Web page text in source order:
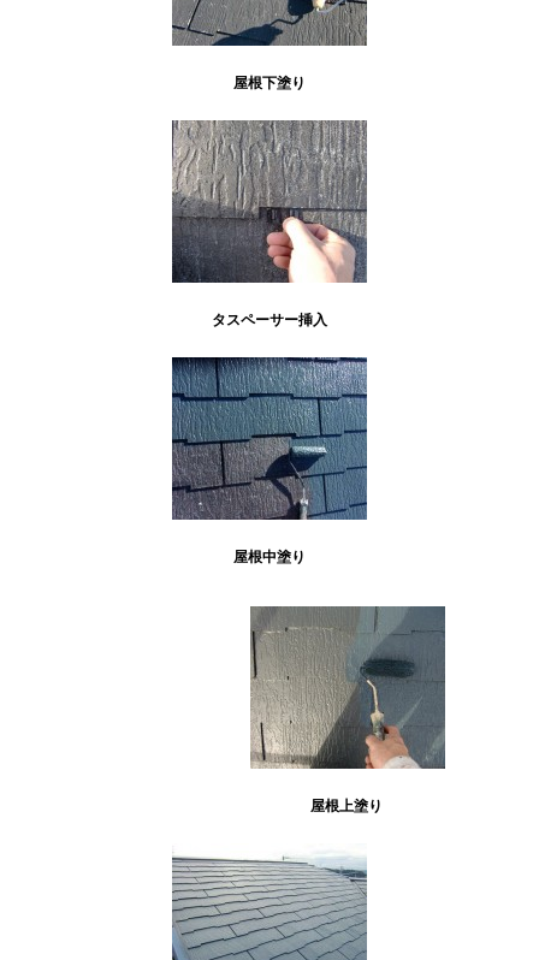
屋根下塗り
タスペーサー挿入
屋根中塗り
屋根上塗り